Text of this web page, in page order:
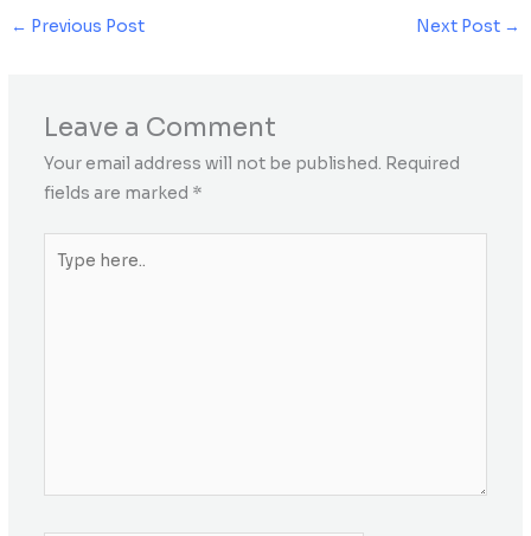
← Previous Post Next Post →
Leave a Comment
Your email address will not be published. Required
fields are marked *
here..